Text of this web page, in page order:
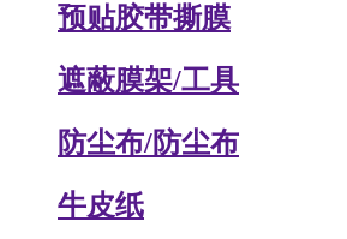
预贴胶带撕膜
遮蔽膜架/工具
防尘布/防尘布
牛皮纸